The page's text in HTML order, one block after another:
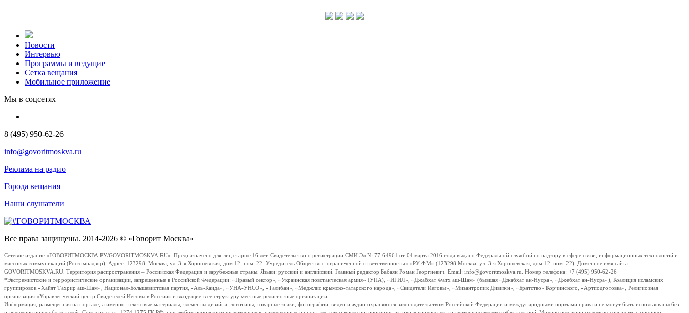
Новости
Интервью
Программы и ведущие
Сетка вещания
Мобильное приложение
Мы в соцсетях
8 (495) 950-62-26
info@govoritmoskva.ru
Реклама на радио
Города вещания
Наши слушатели
Все права защищены. 2014-2026 © «Говорит Москва»
Сетевое издание «ГОВОРИТМОСКВА.РУ/GOVORITMOSKVA.RU». Предназначено для лиц старше 16 лет. Свидетельство о регистрации СМИ Эл № 77-64961 от 04 марта 2016 года выдано Федеральной службой по надзору в сфере связи, информационных технологий и
массовых коммуникаций (Роскомнадзор). Адрес: 123298, Москва, ул. 3-я Хорошевская, дом 12, пом. 22. Учредитель Общество с ограниченной ответственностью «РУ ФМ» (123298 Москва, ул. 3-я Хорошевская, дом 12, пом. 22). Доменное имя сайта
GOVORITMOSKVA.RU. Территория распространения – Российская Федерация и зарубежные страны. Языки: русский и английский. Главный редактор Бабаян Роман Георгиевич. Email: info@govoritmoskva.ru. Номер телефона: +7 (495) 950-62-26
*Экстремистские и террористические организации, запрещенные в Российской Федерации: «Правый сектор», «Украинская повстанческая армия» (УПА), «ИГИЛ», «Джабхат Фатх аш-Шам» (бывшая «Джабхат ан-Нусра», «Джебхат ан-Нусра»), Коалиция исламских
группировок «Хайят Тахрир аш-Шам», Национал-Большевистская партия, «Аль-Каида», «УНА-УНСО», «Талибан», «Меджлис крымско-татарского народа», «Свидетели Иеговы», «Мизантропик Дивижн», «Братство» Корчинского, «Артподготовка», Религиозная
организация «Управленческий центр Свидетелей Иеговы в России» и входящие в ее структуру местные религиозные организации.
Информация, размещенная на портале, а именно: текстовые материалы, элементы дизайна, логотипы, товарные знаки, фотографии, видео и аудио охраняются законодательством Российской Федерации и международными нормами права и не могут быть использованы без